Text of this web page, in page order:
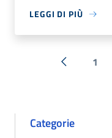
LEGGI DI PIÙ
« Precedente
1
Categorie